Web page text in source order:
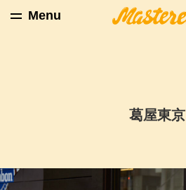
Menu
葛屋東京